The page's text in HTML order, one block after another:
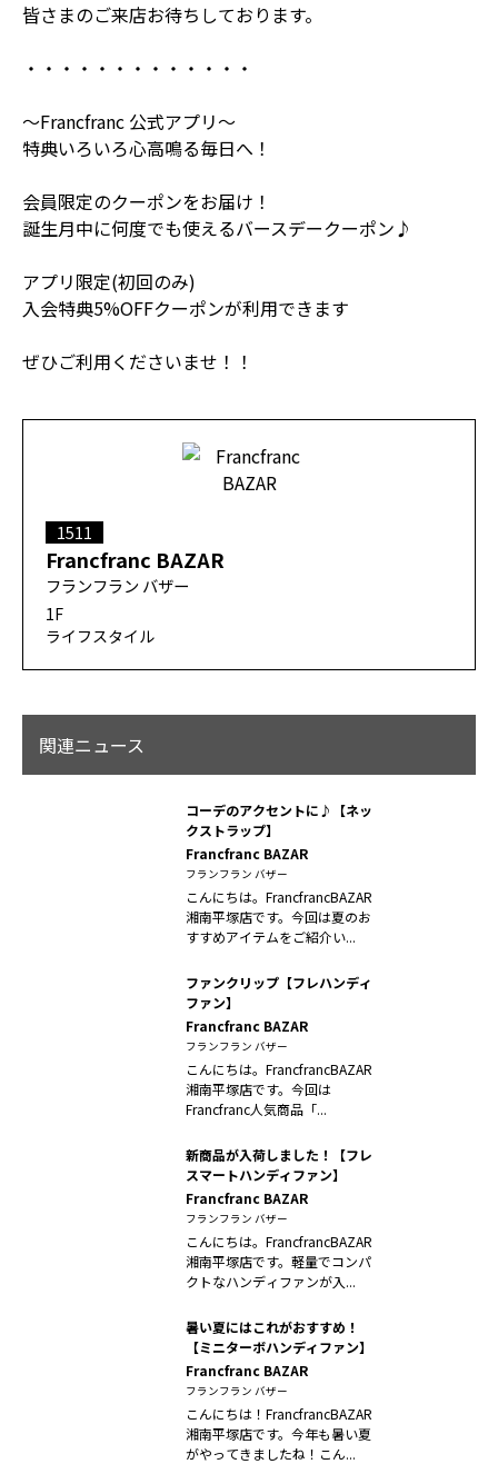
皆さまのご来店お待ちしております。
・・・・・・・・・・・・・
～Francfranc 公式アプリ～
特典いろいろ心高鳴る毎日へ！
会員限定のクーポンをお届け！
誕生月中に何度でも使えるバースデークーポン♪
アプリ限定(初回のみ)
入会特典5%OFFクーポンが利用できます
ぜひご利用くださいませ！！
1511
Francfranc BAZAR
フランフラン バザー
1F
ライフスタイル
関連ニュース
コーデのアクセントに♪【ネッ
クストラップ】
Francfranc BAZAR
フランフラン バザー
こんにちは。FrancfrancBAZAR
湘南平塚店です。今回は夏のお
すすめアイテムをご紹介い...
ファンクリップ【フレハンディ
ファン】
Francfranc BAZAR
フランフラン バザー
こんにちは。FrancfrancBAZAR
湘南平塚店です。今回は
Francfranc人気商品「...
新商品が入荷しました！【フレ
スマートハンディファン】
Francfranc BAZAR
フランフラン バザー
こんにちは。FrancfrancBAZAR
湘南平塚店です。軽量でコンパ
クトなハンディファンが入...
暑い夏にはこれがおすすめ！
【ミニターボハンディファン】
Francfranc BAZAR
フランフラン バザー
こんにちは！FrancfrancBAZAR
湘南平塚店です。今年も暑い夏
がやってきましたね！こん...